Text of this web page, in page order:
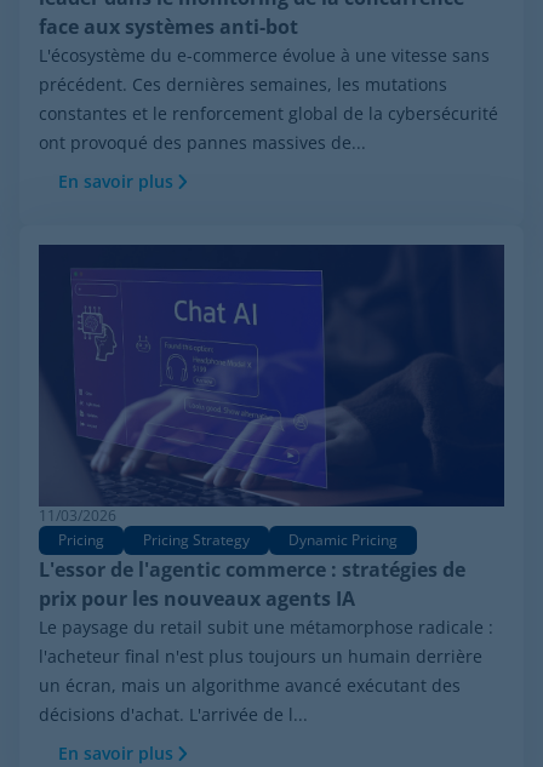
face aux systèmes anti-bot
L'écosystème du e-commerce évolue à une vitesse sans
précédent. Ces dernières semaines, les mutations
constantes et le renforcement global de la cybersécurité
ont provoqué des pannes massives de...
En savoir plus
11/03/2026
Pricing
Pricing Strategy Dynamic Pricing
L'essor de l'agentic commerce : stratégies de
prix pour les nouveaux agents IA
Le paysage du retail subit une métamorphose radicale :
l'acheteur final n'est plus toujours un humain derrière
un écran, mais un algorithme avancé exécutant des
décisions d'achat. L'arrivée de l...
En savoir plus